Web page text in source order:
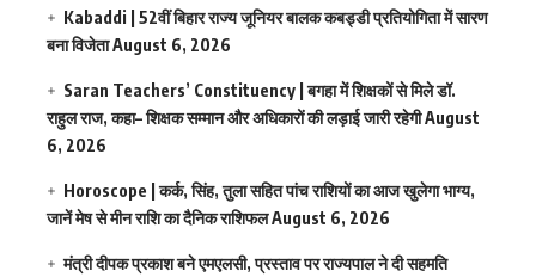
Kabaddi | 52वीं बिहार राज्य जूनियर बालक कबड्डी प्रतियोगिता में सारण
बना विजेताAugust 6, 2026
Saran Teachers’ Constituency | बगहा में शिक्षकों से मिले डॉ.
राहुल राज, कहा– शिक्षक सम्मान और अधिकारों की लड़ाई जारी रहेगीAugust
6, 2026
Horoscope | कर्क, सिंह, तुला सहित पांच राशियों का आज खुलेगा भाग्य,
जानें मेष से मीन राशि का दैनिक राशिफलAugust 6, 2026
मंत्री दीपक प्रकाश बने एमएलसी, प्रस्ताव पर राज्यपाल ने दी सहमति